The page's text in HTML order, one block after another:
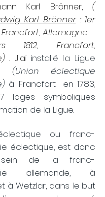
Karl Brönner, (
Karl Brönner: 1er
Francfort, Allemagne -
1812, Francfort,
. J'ai installé la Ligue
(Union éclectique
à Francfort
en 1783,
loges symboliques
de la Ligue.
ou franc-
éclectique, est donc
de la franc-
allemande, à
à Wetzlar, dans le but